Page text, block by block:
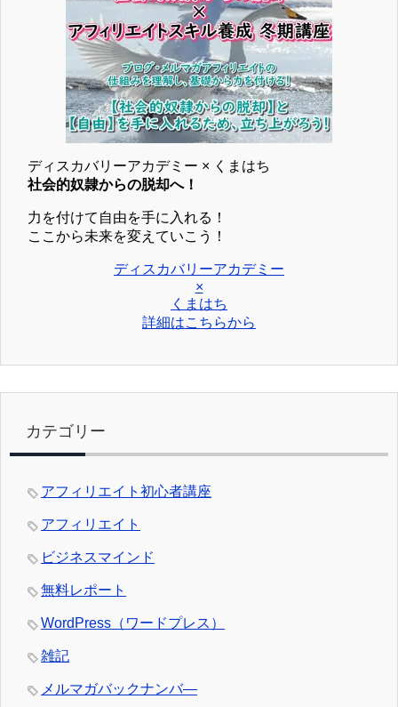
ディスカバリーアカデミー × くまはち
社会的奴隷からの脱却へ！
力を付けて自由を手に入れる！
ここから未来を変えていこう！
ディスカバリーアカデミー
×
くまはち
詳細はこちらから
カテゴリー
アフィリエイト初心者講座
アフィリエイト
ビジネスマインド
無料レポート
WordPress（ワードプレス）
雑記
メルマガバックナンバ―